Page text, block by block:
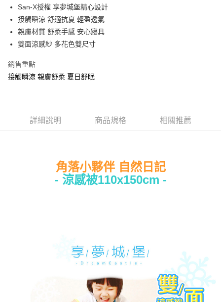
Apple Pay
街口支付
悠遊付
Google Pay
ATM付款
全家★依產品說明
每筆NT$60，滿NT$699(含以上)免運費
San-X授權 享夢城堡精心設計
接觸瞬涼 舒適抗夏 輕盈透氣
親膚材質 舒柔手感 安心寢具
雙面涼感紗 多花色雙尺寸
銷售重點
接觸瞬涼 親膚舒柔 夏日舒眠
詳細說明 商品規格 相關推薦
角落小夥伴 自然日記
- 涼感被110x150cm -